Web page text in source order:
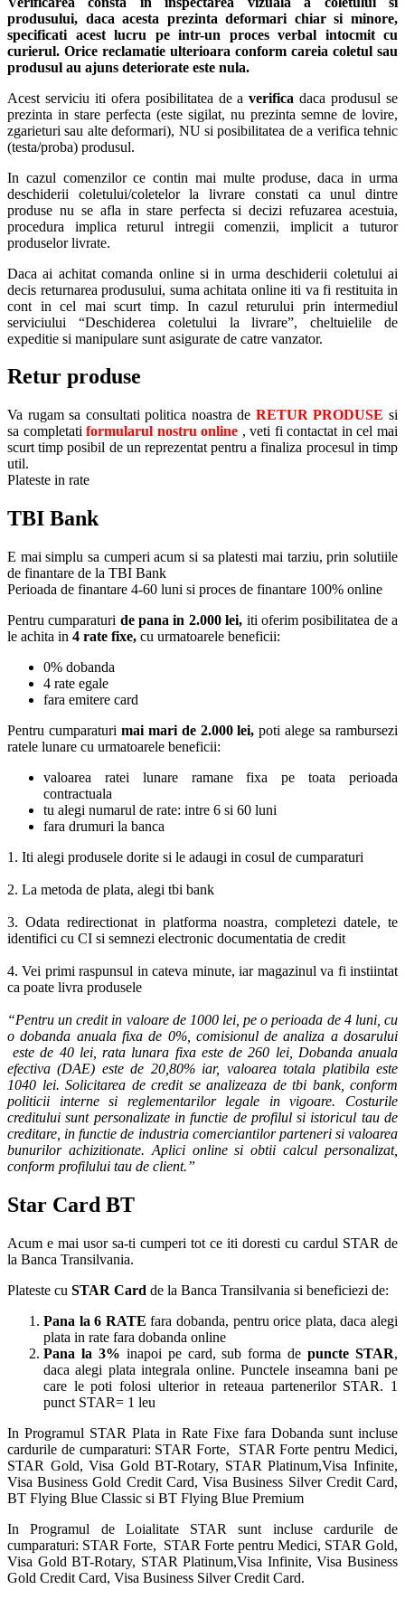
produsului, daca acesta prezinta deformari chiar si minore,
specificati acest lucru pe intr-un proces verbal intocmit cu
curierul. Orice reclamatie ulterioara conform careia coletul sau
produsul au ajuns deteriorate este nula.
Acest serviciu iti ofera posibilitatea de averifica daca produsul se
prezinta in stare perfecta (este sigilat, nu prezinta semne de lovire,
zgarieturi sau alte deformari), NU si posibilitatea de a verifica tehnic
(testa/proba) produsul.
In cazul comenzilor ce contin mai multe produse, daca in urma
deschiderii coletului/coletelor la livrare constati ca unul dintre
produse nu se afla in stare perfecta si decizi refuzarea acestuia,
procedura implica returul intregii comenzii, implicit a tuturor
produselor livrate.
Daca ai achitat comanda online si in urma deschiderii coletului ai
decis returnarea produsului, suma achitata online iti va fi restituita in
cont in cel mai scurt timp. In cazul returului prin intermediul
serviciului “Deschiderea coletului la livrare”, cheltuielile de
expeditie si manipulare sunt asigurate de catre vanzator.
Retur produse
Va rugam sa consultati politica noastra de RETUR PRODUSE si
sa completatiformularul nostru online , veti fi contactat in cel mai
scurt timp posibil de un reprezentat pentru a finaliza procesul in timp
util.
Plateste in rate
TBI Bank
E mai simplu sa cumperi acum si sa platesti mai tarziu, prin solutiile
de finantare de la TBI Bank
Perioada de finantare 4-60 luni si proces de finantare 100% online
Pentru cumparaturi de pana in 2.000 lei, iti oferim posibilitatea de a
le achita in 4 rate fixe, cu urmatoarele beneficii:
0% dobanda
4 rate egale
fara emitere card
Pentru cumparaturi mai mari de 2.000 lei, poti alege sa rambursezi
ratele lunare cu urmatoarele beneficii:
valoarea ratei lunare ramane fixa pe toata perioada
contractuala
tu alegi numarul de rate: intre 6 si 60 luni
fara drumuri la banca
1. Iti alegi produsele dorite si le adaugi in cosul de cumparaturi
2. La metoda de plata, alegi tbi bank
3. Odata redirectionat in platforma noastra, completezi datele, te
identifici cu CI si semnezi electronic documentatia de credit
4. Vei primi raspunsul in cateva minute, iar magazinul va fi instiintat
ca poate livra produsele
“Pentru un credit in valoare de 1000 lei, pe o perioada de 4 luni, cu
o dobanda anuala fixa de 0%, comisionul de analiza a dosarului
este de 40 lei, rata lunara fixa este de 260 lei, Dobanda anuala
efectiva (DAE) este de 20,80% iar, valoarea totala platibila este
1040 lei. Solicitarea de credit se analizeaza de tbi bank, conform
politicii interne si reglementarilor legale in vigoare. Costurile
creditului sunt personalizate in functie de profilul si istoricul tau de
creditare, in functie de industria comerciantilor parteneri si valoarea
bunurilor achizitionate. Aplici online si obtii calcul personalizat,
conform profilului tau de client.”
Star Card BT
Acum e mai usor sa-ti cumperi tot ce iti doresti cu cardul STAR de
la Banca Transilvania.
Plateste cu STAR Card de la Banca Transilvania si beneficiezi de:
Pana la 6 RATE fara dobanda, pentru orice plata, daca alegi
plata in rate fara dobanda online
Pana la 3% inapoi pe card, sub forma depuncte STAR,
daca alegi plata integrala online. Punctele inseamna bani pe
care le poti folosi ulterior in reteaua partenerilor STAR. 1
punct STAR= 1 leu
In Programul STAR Plata in Rate Fixe fara Dobanda sunt incluse
cardurile de cumparaturi: STAR Forte, STAR Forte pentru Medici,
STAR Gold, Visa Gold BT-Rotary, STAR Platinum,Visa Infinite,
Visa Business Gold Credit Card, Visa Business Silver Credit Card,
BT Flying Blue Classic si BT Flying Blue Premium
In Programul de Loialitate STAR sunt incluse cardurile de
cumparaturi: STAR Forte, STAR Forte pentru Medici, STAR Gold,
Visa Gold BT-Rotary, STAR Platinum,Visa Infinite, Visa Business
Gold Credit Card, Visa Business Silver Credit Card.